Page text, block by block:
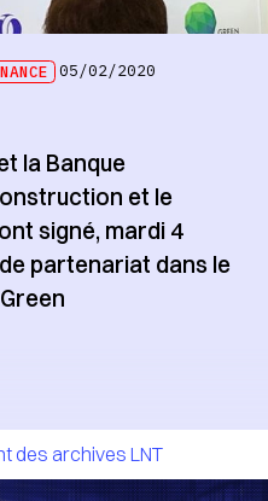
05/02/2020
la Banque
et le
signé, mardi 4
partenariat dans le
des archives LNT